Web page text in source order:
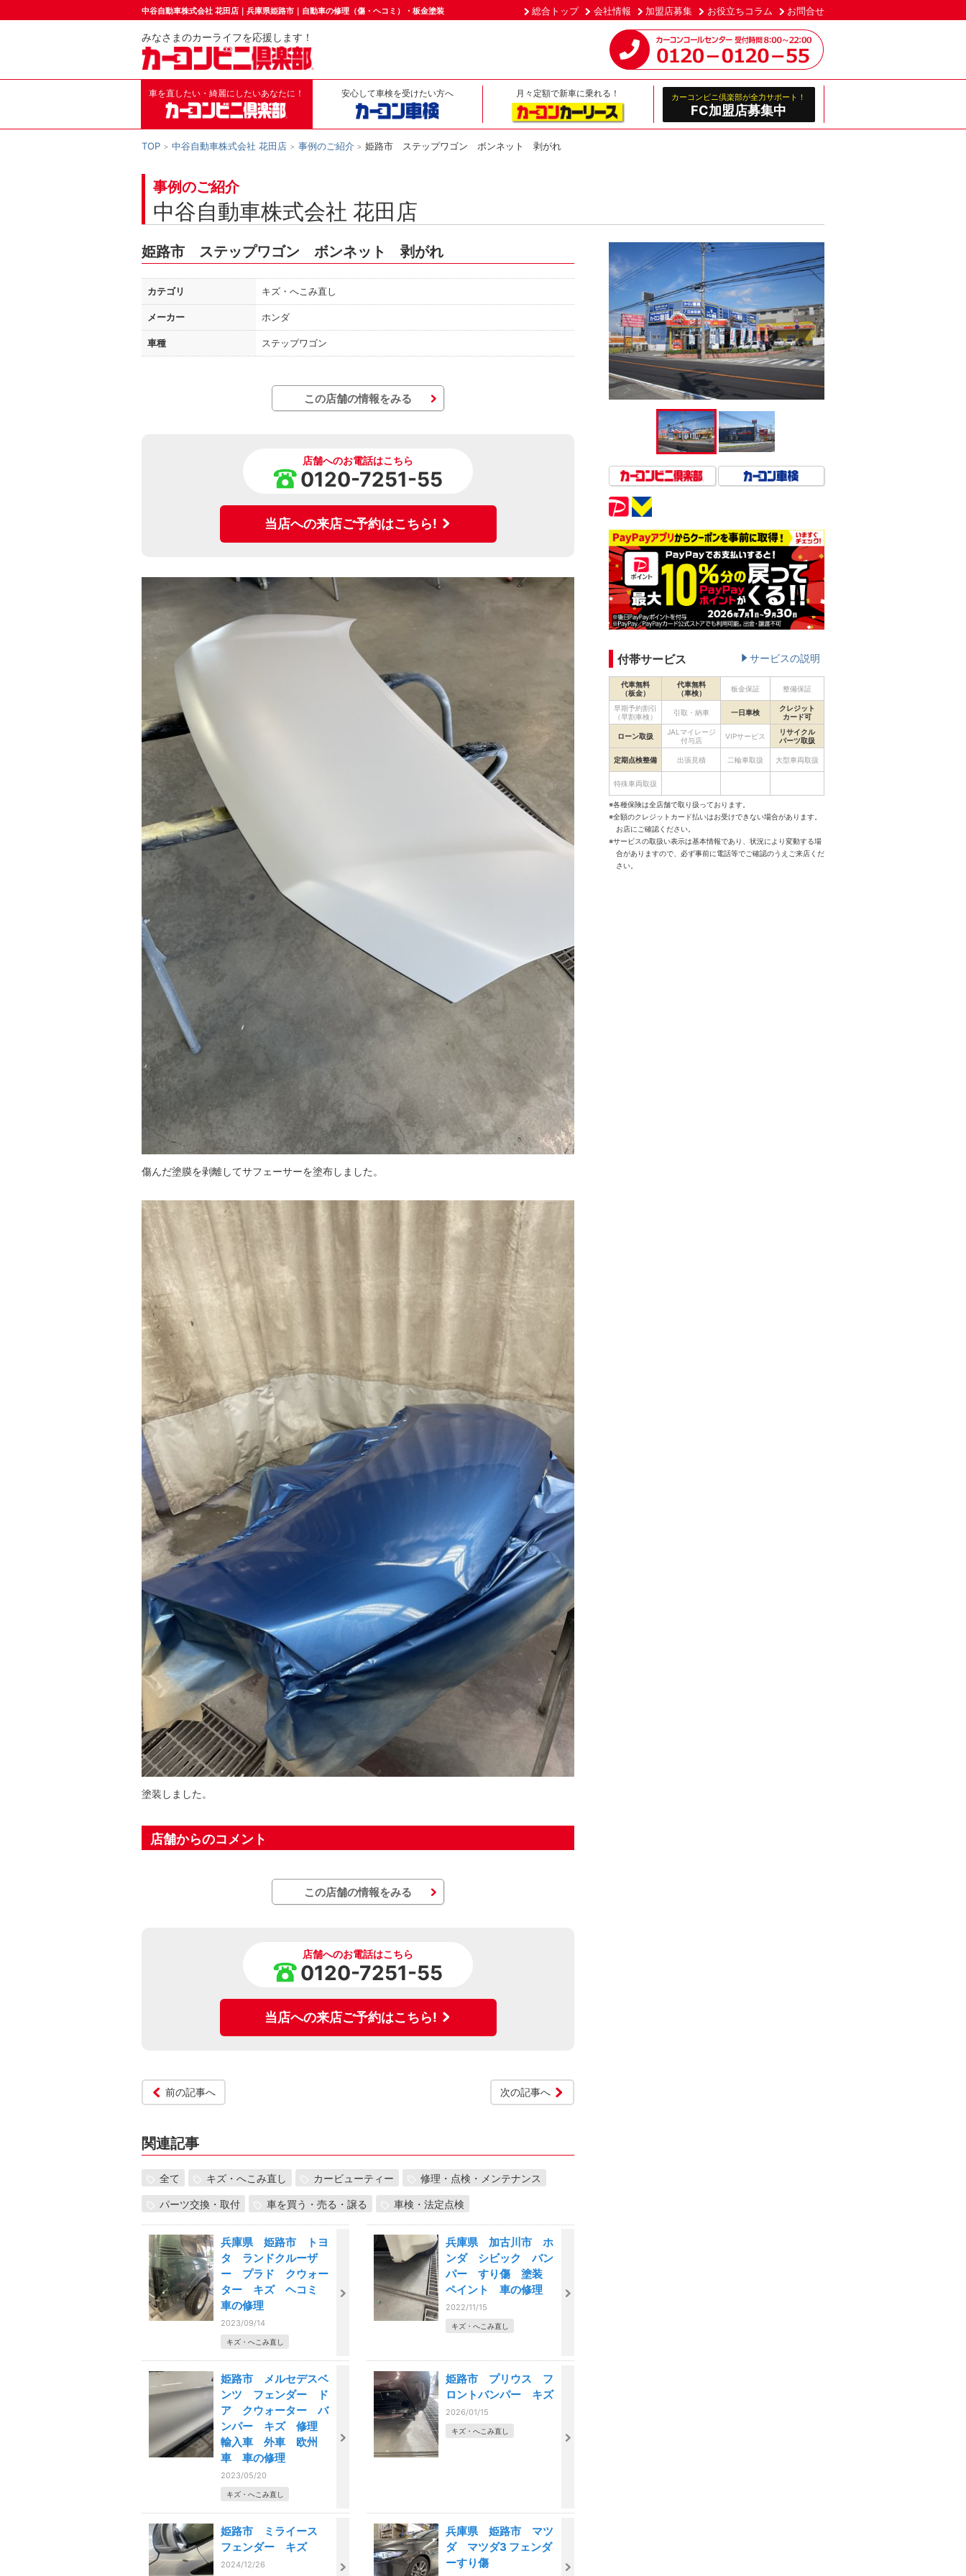
中谷自動車株式会社 花田店｜兵庫県姫路市｜自動車の修理（傷・ヘコミ）・板金塗装 総合トップ 会社情報 加盟店募集 お役立ちコラム お問合せ
みなさまのカーライフを応援します！
車を直したい・綺麗にしたいあなたに！ 安心して車検を受けたい方へ 月々定額で新車に乗れる！ カーコンビニ倶楽部が全力サポート！
FC加盟店募集中
TOP 中谷自動車株式会社 花田店 事例のご紹介 姫路市 ステップワゴン ボンネット 剥がれ
事例のご紹介
中谷自動車株式会社 花田店
姫路市 ステップワゴン ボンネット 剥がれ
カテゴリ キズ・へこみ直し
メーカー ホンダ
車種 ステップワゴン
この店舗の情報をみる
店舗へのお電話はこちら
0120-7251-55
当店への来店ご予約はこちら!
傷んだ塗膜を剥離してサフェーサーを塗布しました。
塗装しました。
店舗からのコメント
この店舗の情報をみる
店舗へのお電話はこちら
0120-7251-55
当店への来店ご予約はこちら!
前の記事へ 次の記事へ
関連記事
全て キズ・へこみ直し カービューティー 修理・点検・メンテナンス
パーツ交換・取付 車を買う・売る・譲る 車検・法定点検
兵庫県 姫路市 トヨ
タ ランドクルーザ
ー プラド クウォー
ター キズ ヘコミ
車の修理
2023/09/14
キズ・へこみ直し
兵庫県 加古川市 ホ
ンダ シビック バン
パー すり傷 塗装
ペイント 車の修理
2022/11/15
キズ・へこみ直し
姫路市 メルセデスベ
ンツ フェンダー ド
ア クウォーター バ
ンパー キズ 修理
輸入車 外車 欧州
車 車の修理
2023/05/20
キズ・へこみ直し
姫路市 プリウス フ
ロントバンパー キズ
2026/01/15
キズ・へこみ直し
姫路市 ミライース
フェンダー キズ
2024/12/26
兵庫県 姫路市 マツ
ダ マツダ3 フェンダ
ーすり傷
付帯サービス サービスの説明
代車無料
（板金）
代車無料
（車検）
板金保証 整備保証
早期予約割引
（早割車検）
引取・納車 一日車検
クレジット
カード可
ローン取扱
JALマイレージ
付与店
VIPサービス
リサイクル
パーツ取扱
定期点検整備 出張見積 二輪車取扱 大型車両取扱
特殊車両取扱
※各種保険は全店舗で取り扱っております。
※全額のクレジットカード払いはお受けできない場合があります。
お店にご確認ください。
※サービスの取扱い表示は基本情報であり、状況により変動する場
合がありますので、必ず事前に電話等でご確認のうえご来店くだ
さい。